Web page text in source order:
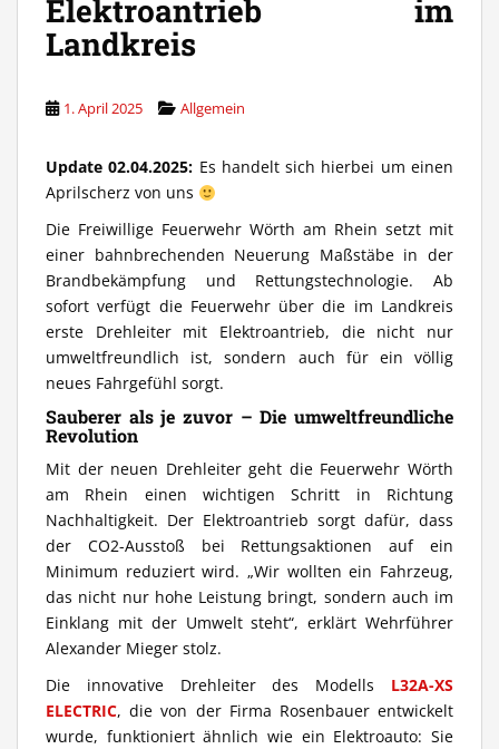
Elektroantrieb im
Landkreis
1. April 2025 Allgemein
Update 02.04.2025: Es handelt sich hierbei um einen
Aprilscherz von uns
Die Freiwillige Feuerwehr Wörth am Rhein setzt mit
einer bahnbrechenden Neuerung Maßstäbe in der
Brandbekämpfung und Rettungstechnologie. Ab
sofort verfügt die Feuerwehr über die im Landkreis
erste Drehleiter mit Elektroantrieb, die nicht nur
umweltfreundlich ist, sondern auch für ein völlig
neues Fahrgefühl sorgt.
Sauberer als je zuvor – Die umweltfreundliche
Revolution
Mit der neuen Drehleiter geht die Feuerwehr Wörth
am Rhein einen wichtigen Schritt in Richtung
Nachhaltigkeit. Der Elektroantrieb sorgt dafür, dass
der CO2-Ausstoß bei Rettungsaktionen auf ein
Minimum reduziert wird. „Wir wollten ein Fahrzeug,
das nicht nur hohe Leistung bringt, sondern auch im
Einklang mit der Umwelt steht“, erklärt Wehrführer
Alexander Mieger stolz.
Die innovative Drehleiter des Modells L32A-XS
ELECTRIC, die von der Firma Rosenbauer entwickelt
wurde, funktioniert ähnlich wie ein Elektroauto: Sie